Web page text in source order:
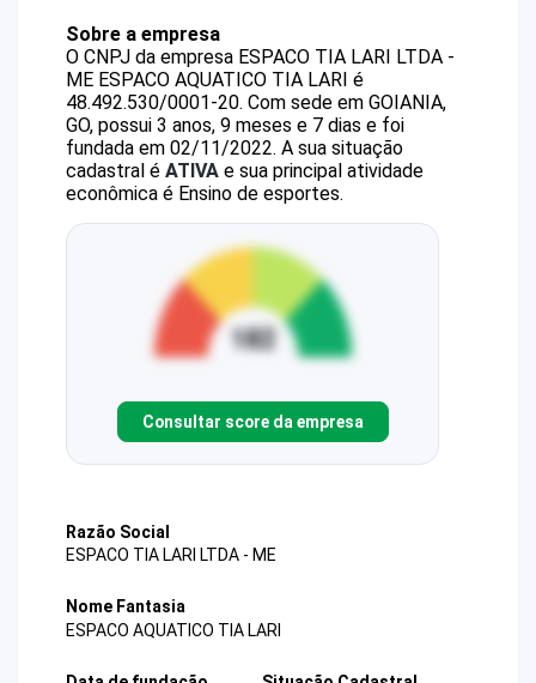
Sobre a empresa
O CNPJ da empresa ESPACO TIA LARI LTDA -
ME ESPACO AQUATICO TIA LARI é
48.492.530/0001-20. Com sede em GOIANIA,
GO, possui 3 anos, 9 meses e 7 dias e foi
fundada em 02/11/2022. A sua situação
cadastral é ATIVA e sua principal atividade
econômica é Ensino de esportes.
Consultar score da empresa
Razão Social
ESPACO TIA LARI LTDA - ME
Nome Fantasia
ESPACO AQUATICO TIA LARI